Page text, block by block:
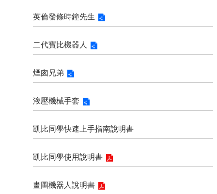
英倫發條時鐘先生
二代寶比機器人
煙囪兄弟
液壓機械手套
凱比同學快速上手指南說明書
凱比同學使用說明書
畫圖機器人說明書